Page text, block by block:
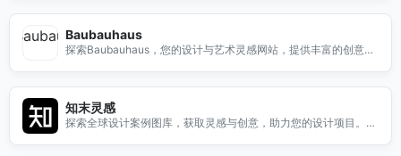
Baubauhaus
探索Baubauhaus，您的设计与艺术灵感网站，提供丰富的创意和
知末灵感
探索全球设计案例图库，获取灵感与创意，助力您的设计项目。尽